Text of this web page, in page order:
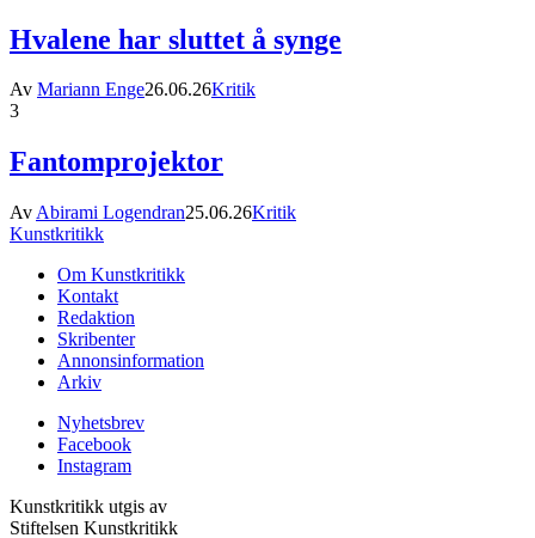
Hvalene har sluttet å synge
Av Mariann Enge26.06.26Kritik
3
Fantomprojektor
Av Abirami Logendran25.06.26Kritik
Kunstkritikk
Om Kunstkritikk
Kontakt
Redaktion
Skribenter
Annonsinformation
Arkiv
Nyhetsbrev
Facebook
Instagram
Kunstkritikk utgis av
Stiftelsen Kunstkritikk